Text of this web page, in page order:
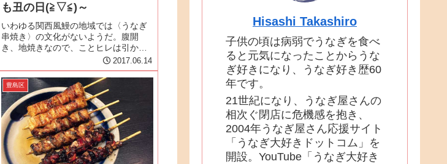
も丑の日(≧▽≦)～
いわゆる関西風鰻の地域では〈うなぎ
串焼き〉の文化がないようだ。腹開
き、地焼きなので、ことヒレは引かず
に焼き切ってしまうから出ようがな
い。という訳で名古屋から上京した友
人が、うな串初体験に『今日が丑の
日』へ行くというので、カミさんと便
乗させて...
2017.06.14
豊島区
Hisashi Takashiro
子供の頃は病弱でうなぎを食べ
ると元気になったことからうな
ぎ好きになり、うなぎ好き歴60
年です。
21世紀になり、うなぎ屋さんの
相次ぐ閉店に危機感を抱き、
2004年うなぎ屋さん応援サイト
「うなぎ大好きドットコム」を
開設。YouTube「うなぎ大好き